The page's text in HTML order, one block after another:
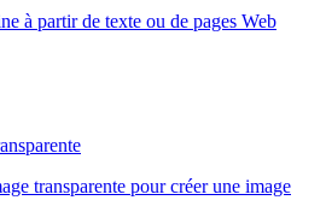
à partir de texte ou de pages Web
transparente pour créer une image